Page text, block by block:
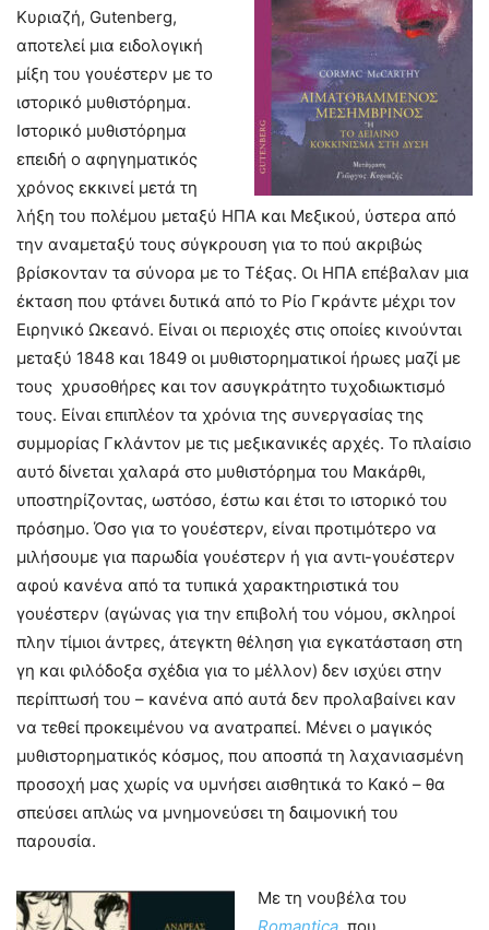
Κυριαζή, Gutenberg,
αποτελεί μια ειδολογική
μίξη του γουέστερν με το
ιστορικό μυθιστόρημα.
Ιστορικό μυθιστόρημα
επειδή ο αφηγηματικός
χρόνος εκκινεί μετά τη
λήξη του πολέμου μεταξύ ΗΠΑ και Μεξικού, ύστερα από
την αναμεταξύ τους σύγκρουση για το πού ακριβώς
βρίσκονταν τα σύνορα με το Τέξας. Οι ΗΠΑ επέβαλαν μια
έκταση που φτάνει δυτικά από το Ρίο Γκράντε μέχρι τον
Ειρηνικό Ωκεανό. Είναι οι περιοχές στις οποίες κινούνται
μεταξύ 1848 και 1849 οι μυθιστορηματικοί ήρωες μαζί με
τους χρυσοθήρες και τον ασυγκράτητο τυχοδιωκτισμό
τους. Είναι επιπλέον τα χρόνια της συνεργασίας της
συμμορίας Γκλάντον με τις μεξικανικές αρχές. Το πλαίσιο
αυτό δίνεται χαλαρά στο μυθιστόρημα του Μακάρθι,
υποστηρίζοντας, ωστόσο, έστω και έτσι το ιστορικό του
πρόσημο. Όσο για το γουέστερν, είναι προτιμότερο να
μιλήσουμε για παρωδία γουέστερν ή για αντι-γουέστερν
αφού κανένα από τα τυπικά χαρακτηριστικά του
γουέστερν (αγώνας για την επιβολή του νόμου, σκληροί
πλην τίμιοι άντρες, άτεγκτη θέληση για εγκατάσταση στη
γη και φιλόδοξα σχέδια για το μέλλον) δεν ισχύει στην
περίπτωσή του – κανένα από αυτά δεν προλαβαίνει καν
να τεθεί προκειμένου να ανατραπεί. Μένει ο μαγικός
μυθιστορηματικός κόσμος, που αποσπά τη λαχανιασμένη
προσοχή μας χωρίς να υμνήσει αισθητικά το Κακό – θα
σπεύσει απλώς να μνημονεύσει τη δαιμονική του
παρουσία.
Με τη νουβέλα του
Romantica , που